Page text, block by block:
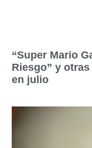
“Super Mario
Riesgo” y
en julio